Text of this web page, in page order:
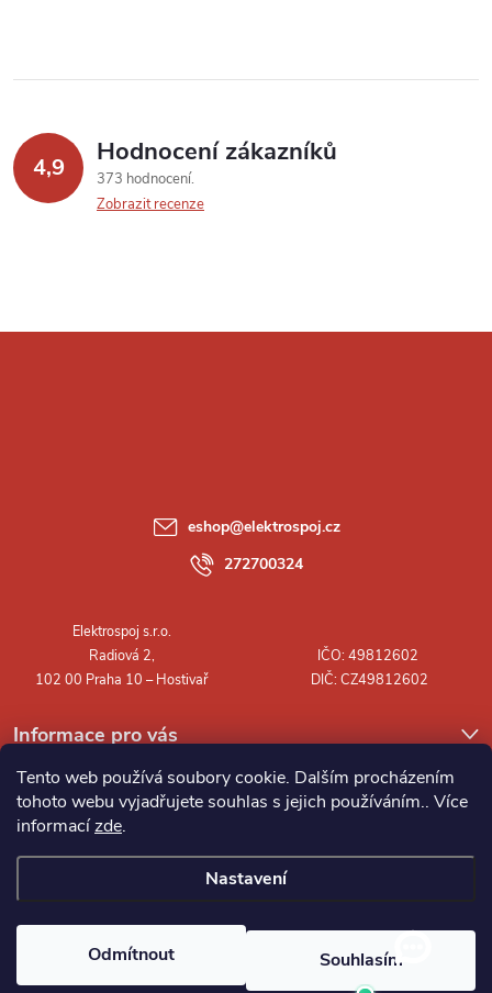
Tento web používá soubory cookie. Dalším procházením
tohoto webu vyjadřujete souhlas s jejich používáním.. Více
informacízde.
Nastavení
Odmítnout Souhlasím
4,9 Hodnocení zákazníků
373 hodnocení
Zobrazit recenze
Informace pro vás
eshop@elektrospoj.cz
272700324
Elektrospoj s.r.o.. Všechna práva vyhrazena.